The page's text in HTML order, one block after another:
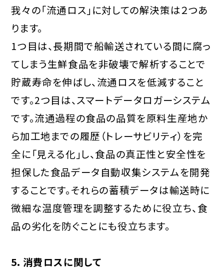
我々の「流通ロス」に対しての解決策は２つあ
ります。
1つ目は、長期間で船輸送されている間に腐っ
てしまう生鮮食品を非破壊で解析することで
貯蔵寿命を伸ばし、流通ロスを低減すること
です。2つ目は、スマートデータロガーシステム
です。流通過程の食品の品質を原料生産地か
ら加工地までの履歴（トレーサビリティ）を完
全に「見える化」し、食品の真正性と安全性を
担保した食品データ自動収集システムを開発
することです。それらの蓄積データは輸送時に
微細な温度管理を調整するために役立ち、食
品の劣化を防ぐことにも役立ちます。
5．消費ロスに関して